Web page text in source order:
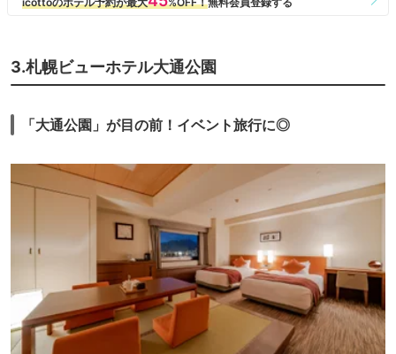
3.札幌ビューホテル大通公園
「大通公園」が目の前！イベント旅行に◎